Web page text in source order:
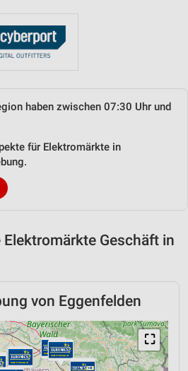
haben zwischen 07:30 Uhr und
für Elektromärkte in
Geschäft in
von Eggenfelden
⛶